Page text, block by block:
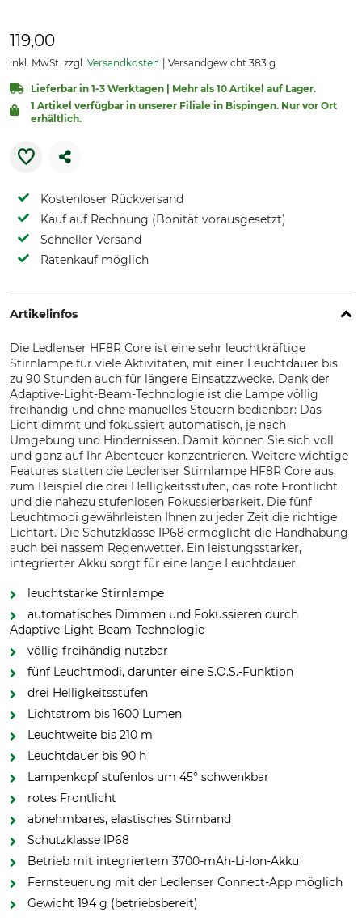
119,00
inkl. MwSt. zzgl. Versandkosten Versandgewicht 383 g
Lieferbar in 1-3 Werktagen | Mehr als 10 Artikel auf Lager.
1 Artikel verfügbar in unserer Filiale in Bispingen. Nur vor Ort
erhältlich.
Kostenloser Rückversand
Kauf auf Rechnung (Bonität vorausgesetzt)
Schneller Versand
Ratenkauf möglich
Artikelinfos
Die Ledlenser HF8R Core ist eine sehr leuchtkräftige
Stirnlampe für viele Aktivitäten, mit einer Leuchtdauer bis
zu 90 Stunden auch für längere Einsatzzwecke. Dank der
Adaptive-Light-Beam-Technologie ist die Lampe völlig
freihändig und ohne manuelles Steuern bedienbar: Das
Licht dimmt und fokussiert automatisch, je nach
Umgebung und Hindernissen. Damit können Sie sich voll
und ganz auf Ihr Abenteuer konzentrieren. Weitere wichtige
Features statten die Ledlenser Stirnlampe HF8R Core aus,
zum Beispiel die drei Helligkeitsstufen, das rote Frontlicht
und die nahezu stufenlosen Fokussierbarkeit. Die fünf
Leuchtmodi gewährleisten Ihnen zu jeder Zeit die richtige
Lichtart. Die Schutzklasse IP68 ermöglicht die Handhabung
auch bei nassem Regenwetter. Ein leistungsstarker,
integrierter Akku sorgt für eine lange Leuchtdauer.
leuchtstarke Stirnlampe
automatisches Dimmen und Fokussieren durch
Adaptive-Light-Beam-Technologie
völlig freihändig nutzbar
fünf Leuchtmodi, darunter eine S.O.S.-Funktion
drei Helligkeitsstufen
Lichtstrom bis 1600 Lumen
Leuchtweite bis 210 m
Leuchtdauer bis 90 h
Lampenkopf stufenlos um 45° schwenkbar
rotes Frontlicht
abnehmbares, elastisches Stirnband
Schutzklasse IP68
Betrieb mit integriertem 3700-mAh-Li-Ion-Akku
Fernsteuerung mit der Ledlenser Connect-App möglich
Gewicht 194 g (betriebsbereit)